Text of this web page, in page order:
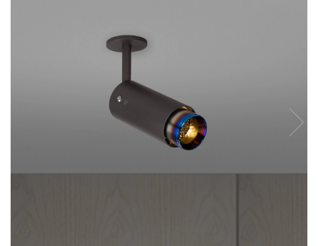
Cabluri Alarmă - Incendiu
Gama Legrand